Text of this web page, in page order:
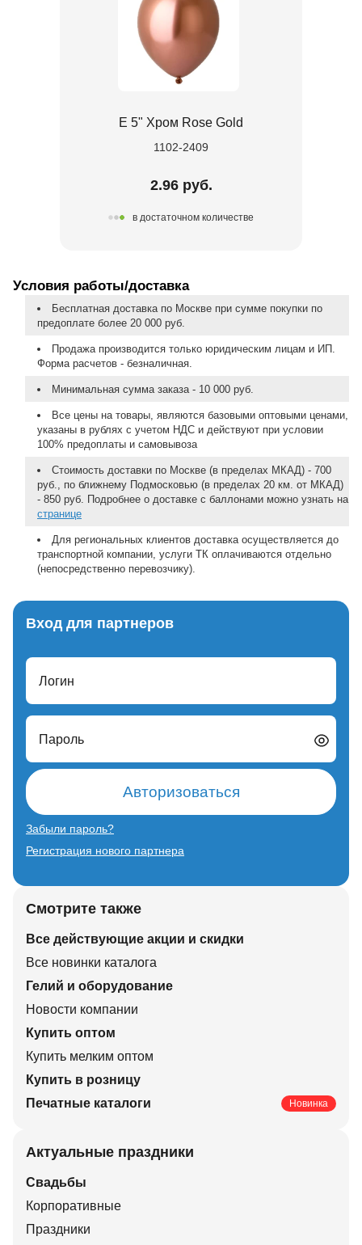
Е 5" Хром Rose Gold
1102-2409
2.96 руб.
в достаточном количестве
Условия работы/доставка
Бесплатная доставка по Москве при сумме покупки по
предоплате более 20 000 руб.
Продажа производится только юридическим лицам и ИП.
Форма расчетов - безналичная.
Минимальная сумма заказа - 10 000 руб.
Все цены на товары, являются базовыми оптовыми ценами,
указаны в рублях с учетом НДС и действуют при условии
100% предоплаты и самовывоза
Стоимость доставки по Москве (в пределах МКАД) - 700
руб., по ближнему Подмосковью (в пределах 20 км. от МКАД)
- 850 руб. Подробнее о доставке с баллонами можно узнать на
странице
Для региональных клиентов доставка осуществляется до
транспортной компании, услуги ТК оплачиваются отдельно
(непосредственно перевозчику).
Вход для партнеров
Логин
Пароль
Авторизоваться
Забыли пароль?
Регистрация нового партнера
Смотрите также
Все действующие акции и скидки
Все новинки каталога
Гелий и оборудование
Новости компании
Купить оптом
Купить мелким оптом
Купить в розницу
Печатные каталоги
Новинка
Актуальные праздники
Свадьбы
Корпоративные
Праздники